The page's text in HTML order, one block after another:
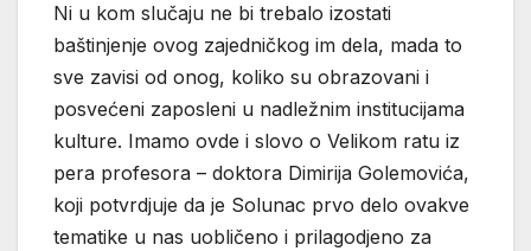
Ni u kom slučaju ne bi trebalo izostati
baštinjenje ovog zajedničkog im dela, mada to
sve zavisi od onog, koliko su obrazovani i
posvećeni zaposleni u nadležnim institucijama
kulture. Imamo ovde i slovo o Velikom ratu iz
pera profesora – doktora Dimirija Golemovića,
koji potvrdjuje da je Solunac prvo delo ovakve
tematike u nas uobličeno i prilagodjeno za